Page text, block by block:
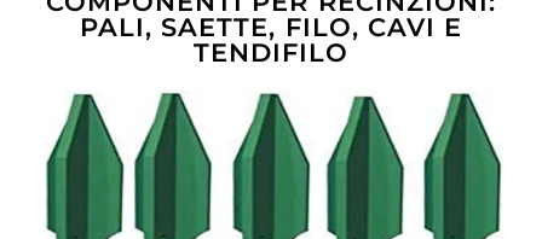
PALI, SAETTE, FILO, CAVI E
TENDIFILO